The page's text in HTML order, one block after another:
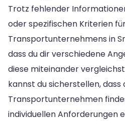
Trotz fehlender
oder spezifischen Kriterien
Transportunternehmens in
dass du dir verschiedene
diese miteinander
kannst du sicherstellen, dass
Transportunternehmen
individuellen Anforderungen